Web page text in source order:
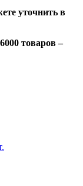
уточнить в
товаров –